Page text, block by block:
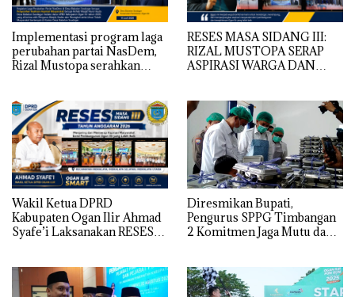
Implementasi program laga
perubahan partai NasDem,
Rizal Mustopa serahkan
RESES MASA SIDANG III:
RIZAL MUSTOPA SERAP
ASPIRASI WARGA DAN
HUDA
Wakil Ketua DPRD
Kabupaten Ogan Ilir Ahmad
Syafe’i Laksanakan RESES
Langsung Aspirasi
Masyarakat
Diresmikan Bupati,
Pengurus SPPG Timbangan
2 Komitmen Jaga Mutu dan